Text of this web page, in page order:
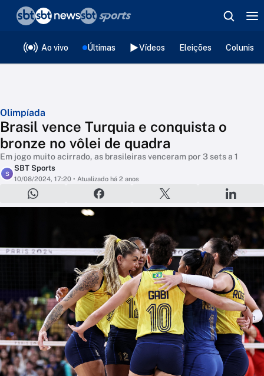
Ao vivo Últimas Vídeos Eleições
Olimpíada
Brasil vence Turquia e conquista o
bronze no vôlei de quadra
Em jogo muito acirrado, as brasileiras venceram por 3 sets a 1
S
SBT Sports
10/08/2024, 17:20 • Atualizado há 2 anos
❮voltar
Editorias